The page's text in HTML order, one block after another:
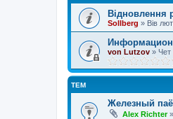
Відновлення
Sollberg » Вів
von Lutzov » Чет
ТЕМ
Железный
Alex Richter»